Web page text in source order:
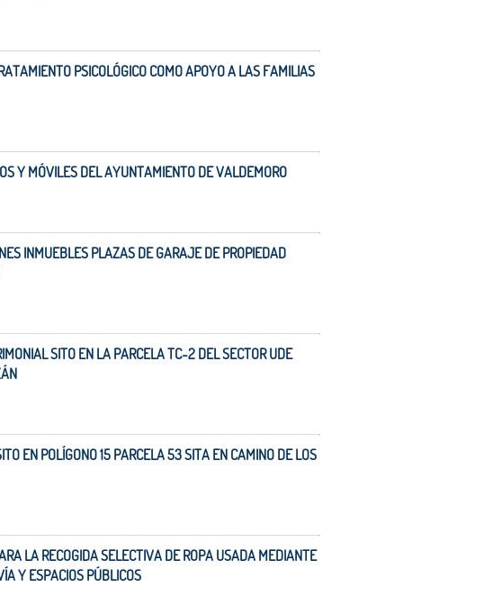
PSICOLÓGICO COMO APOYO A LAS FAMILIAS
Y MÓVILES DEL AYUNTAMIENTO DE VALDEMORO
INMUEBLES PLAZAS DE GARAJE DE PROPIEDAD
SITO EN LA PARCELA TC-2 DEL SECTOR UDE
EN POLÍGONO 15 PARCELA 53 SITA EN CAMINO DE LOS
LA RECOGIDA SELECTIVA DE ROPA USADA MEDIANTE
Y ESPACIOS PÚBLICOS